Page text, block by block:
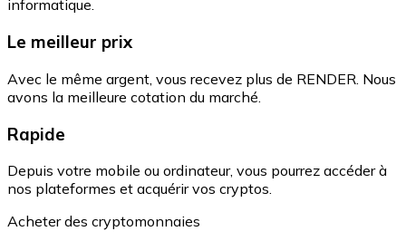
informatique.
Le meilleur prix
Avec le même argent, vous recevez plus de RENDER. Nous
avons la meilleure cotation du marché.
Rapide
Depuis votre mobile ou ordinateur, vous pourrez accéder à
nos plateformes et acquérir vos cryptos.
Acheter des cryptomonnaies